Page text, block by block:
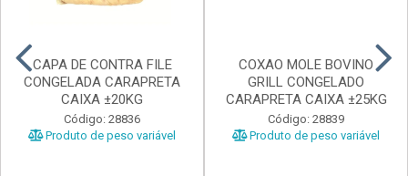
CAPA DE CONTRA FILE
CONGELADA CARAPRETA
CAIXA ±20KG
Código: 28836
Produto de peso variável
COXAO MOLE BOVINO
GRILL CONGELADO
CARAPRETA CAIXA ±25KG
Código: 28839
Produto de peso variável